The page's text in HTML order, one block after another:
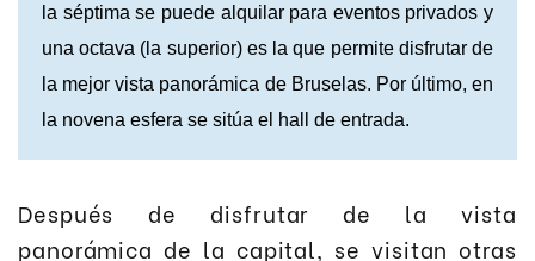
la séptima se puede alquilar para eventos privados y
una octava (la superior) es la que permite disfrutar de
la mejor vista panorámica de Bruselas. Por último, en
la novena esfera se sitúa el hall de entrada.
Después de disfrutar de la vista
panorámica de la capital, se visitan otras